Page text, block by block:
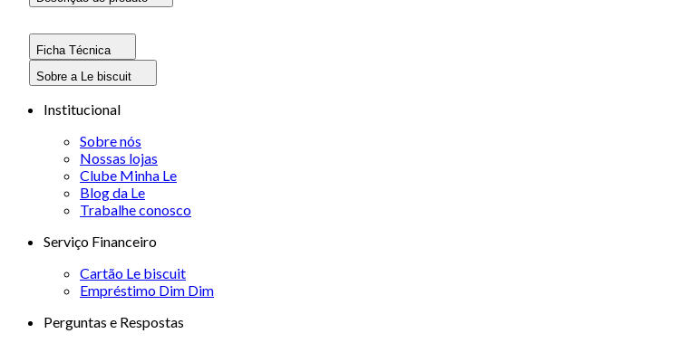
Ficha Técnica
Sobre a Le biscuit
Institucional
Sobre nós
Nossas lojas
Clube Minha Le
Blog da Le
Trabalhe conosco
Serviço Financeiro
Cartão Le biscuit
Empréstimo Dim Dim
Perguntas e Respostas